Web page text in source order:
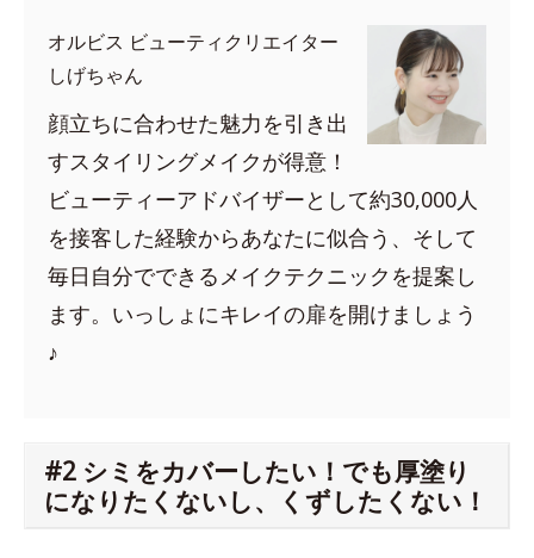
オルビス ビューティクリエイター
しげちゃん
顔立ちに合わせた魅力を引き出
すスタイリングメイクが得意！
ビューティーアドバイザーとして約30,000人
を接客した経験からあなたに似合う、そして
毎日自分でできるメイクテクニックを提案し
ます。いっしょにキレイの扉を開けましょう
♪
#2 シミをカバーしたい！でも厚塗り
になりたくないし、くずしたくない！